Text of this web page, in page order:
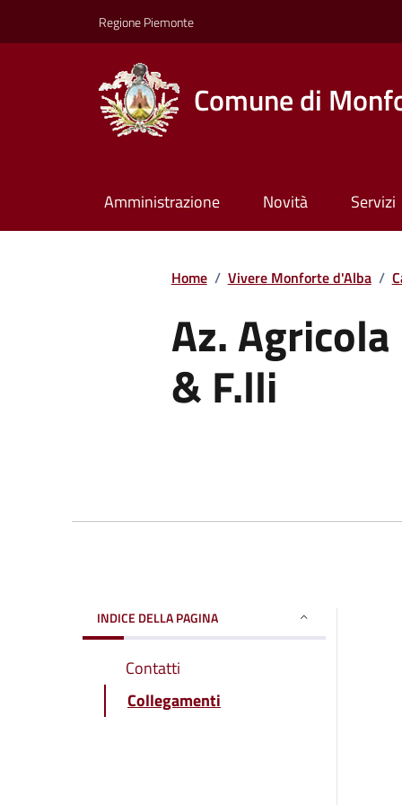
Regione Piemonte
Comune di
Amministrazione Novità Servizi
Home / Vivere Monforte d'Alba /
Az.
& F.lli
INDICE DELLA PAGINA
Contatti
Collegamenti